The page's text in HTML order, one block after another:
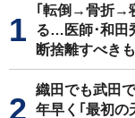
｢転倒→骨折→
る…医師･和田
断捨離すべき
織田でも武田
年早く｢最初の